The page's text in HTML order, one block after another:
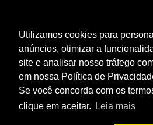
Utilizamos cookies para
anúncios, otimizar a
site e analisar nosso tráfego
em nossa Política de
Se você concorda com os
clique em aceitar.
Leia mais
NOTÍCIAS
HOME LUTADORES /